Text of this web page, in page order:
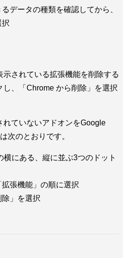
データの種類を確認してから、
択
されている拡張機能を削除する
、「Chrome から削除」を選択
れていないアドオンをGoogle
次のとおりです。
横にある、縦に並ぶ3つのドット
張機能」の順に選択
」を選択